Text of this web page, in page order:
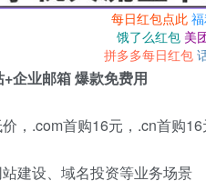
每日红包点此
饿了么红包 美
拼多多每日红包
企业邮箱 爆款免费用
，.com首购16元，.cn首购16
建设、域名投资等业务场景